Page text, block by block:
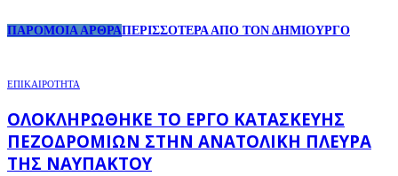
ΠΑΡΟΜΟΙΑ ΑΡΘΡΑΠΕΡΙΣΣΟΤΕΡΑ ΑΠΟ ΤΟΝ ΔΗΜΙΟΥΡΓΟ
ΕΠΙΚΑΙΡΟΤΗΤΑ
ΟΛΟΚΛΗΡΏΘΗΚΕ ΤΟ ΈΡΓΟ ΚΑΤΑΣΚΕΥΉΣ
ΠΕΖΟΔΡΟΜΊΩΝ ΣΤΗΝ ΑΝΑΤΟΛΙΚΉ ΠΛΕΥΡΆ
ΤΗΣ ΝΑΥΠΆΚΤΟΥ